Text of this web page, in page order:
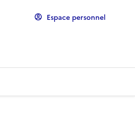
Espace personnel